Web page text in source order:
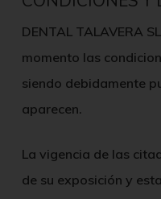
DENTAL TALAVERA SL
momento las
siendo debidamente
aparecen.
La vigencia de las
de su exposición y